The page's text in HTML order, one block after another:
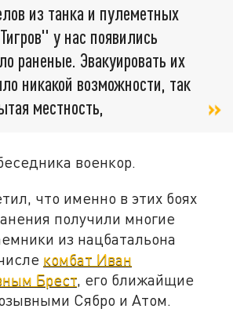
из танка и пулеметных
у нас появились
раненые. Эвакуировать их
никакой возможности, так
местность,
военкор.
что именно в этих боях
получили многие
из нацбатальона
комбат Иван
Брест, его ближайщие
Сябро и Атом.